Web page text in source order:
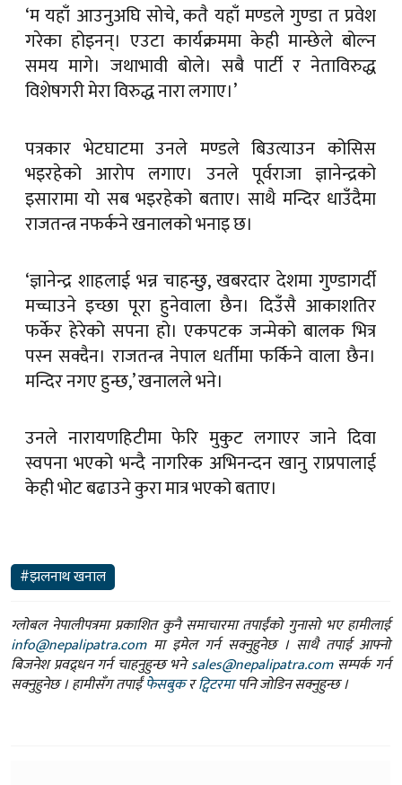
‘म यहाँ आउनुअघि सोचे, कतै यहाँ मण्डले गुण्डा त प्रवेश
गरेका होइनन्। एउटा कार्यक्रममा केही मान्छेले बोल्न
समय मागे। जथाभावी बोले। सबै पार्टी र नेताविरुद्ध
विशेषगरी मेरा विरुद्ध नारा लगाए।’
पत्रकार भेटघाटमा उनले मण्डले बिउत्याउन कोसिस
भइरहेको आरोप लगाए। उनले पूर्वराजा ज्ञानेन्द्रको
इसारामा यो सब भइरहेको बताए। साथै मन्दिर धाउँदैमा
राजतन्त्र नफर्कने खनालको भनाइ छ।
‘ज्ञानेन्द्र शाहलाई भन्न चाहन्छु, खबरदार देशमा गुण्डागर्दी
मच्चाउने इच्छा पूरा हुनेवाला छैन। दिउँसै आकाशतिर
फर्केर हेरेको सपना हो। एकपटक जन्मेको बालक भित्र
पस्न सक्दैन। राजतन्त्र नेपाल धर्तीमा फर्किने वाला छैन।
मन्दिर नगए हुन्छ,’ खनालले भने।
उनले नारायणहिटीमा फेरि मुकुट लगाएर जाने दिवा
स्वपना भएको भन्दै नागरिक अभिनन्दन खानु राप्रपालाई
केही भोट बढाउने कुरा मात्र भएको बताए।
#झलनाथ खनाल
ग्लोबल नेपालीपत्रमा प्रकाशित कुनै समाचारमा तपाईंको गुनासो भए हामीलाई
info@nepalipatra.comमा इमेल गर्न सक्नुहुनेछ । साथै तपाई आफ्नो
बिजनेश प्रवद्र्धन गर्न चाहनुहुन्छ भनेsales@nepalipatra.comसम्पर्क गर्न
सक्नुहुनेछ । हामीसँग तपाईंफेसबुकरट्विटरमापनि जोडिन सक्नुहुन्छ ।